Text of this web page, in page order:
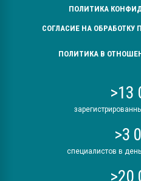
ПОЛИТИКА
СОГЛАСИЕ НА
ПОЛИТИКА В
>13
>3
специалистов в
>20